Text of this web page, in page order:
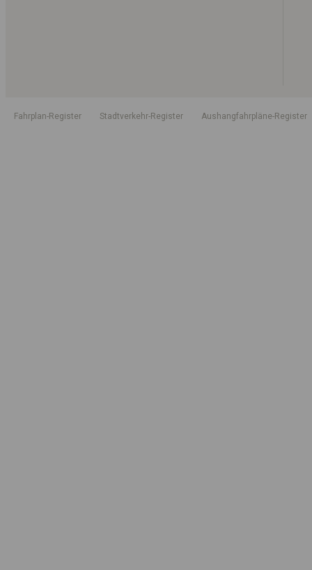
Fahrplan-Register Stadtverkehr-Register Aushangfahrpläne-Register